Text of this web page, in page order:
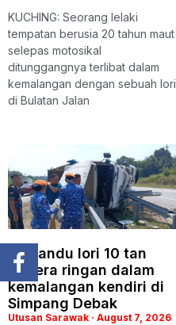
KUCHING: Seorang lelaki
tempatan berusia 20 tahun maut
selepas motosikal
ditunggangnya terlibat dalam
kemalangan dengan sebuah lori
di Bulatan Jalan
Pemandu lori 10 tan
cedera ringan dalam
kemalangan kendiri di
Simpang Debak
Utusan Sarawak August 7, 2026